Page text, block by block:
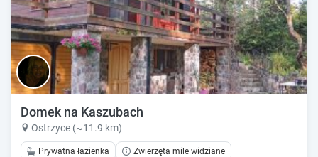
Domek na Kaszubach
Ostrzyce (~11.9 km)
Prywatna łazienka Zwierzęta mile widziane